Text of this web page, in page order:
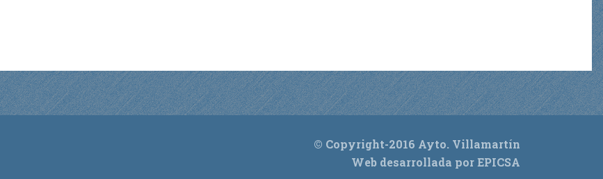
© Copyright-2016 Ayto. Villamartín
Web desarrollada por EPICSA